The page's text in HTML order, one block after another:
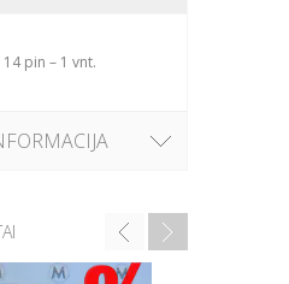
pin – 1 vnt.